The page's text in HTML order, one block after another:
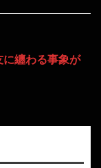
に纏わる事象が